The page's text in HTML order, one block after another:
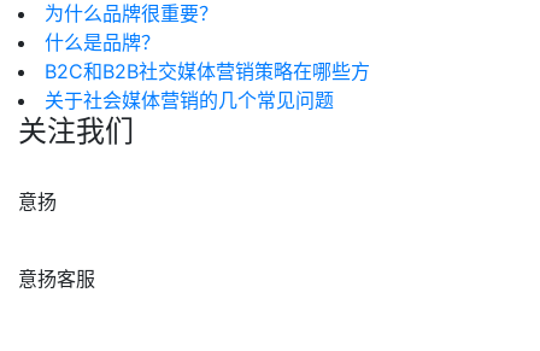
为什么品牌很重要？
什么是品牌？
B2C和B2B社交媒体营销策略在哪些方
关于社会媒体营销的几个常见问题
关注我们
意扬
意扬客服